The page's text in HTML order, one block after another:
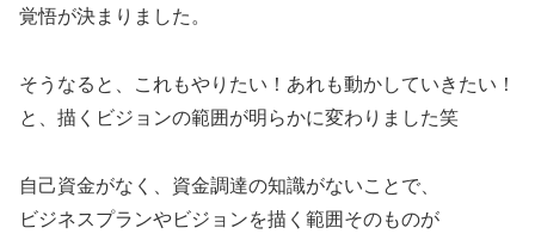
覚悟が決まりました。
そうなると、これもやりたい！あれも動かしていきたい！
と、描くビジョンの範囲が明らかに変わりました笑
自己資金がなく、資金調達の知識がないことで、
ビジネスプランやビジョンを描く範囲そのものが